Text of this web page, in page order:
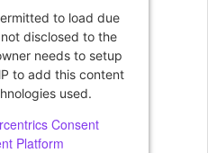
to load due
disclosed to the
needs to setup
to add this content
used.
Consent
Platform